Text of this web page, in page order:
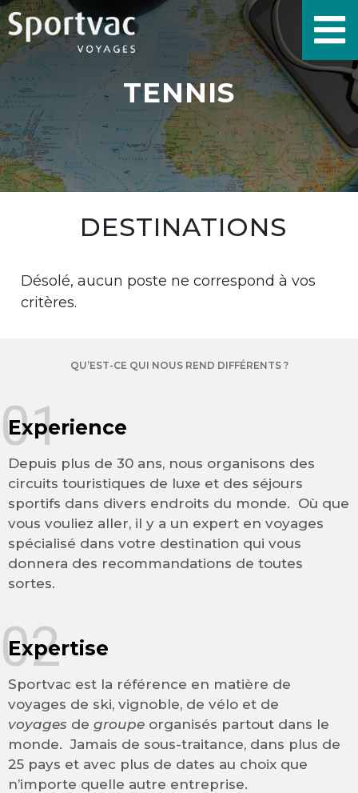
TENNIS
DESTINATIONS
Désolé, aucun poste ne correspond à vos
critères.
QU’EST-CE QUI NOUS REND DIFFÉRENTS ?
Experience
Depuis plus de 30 ans, nous organisons des
circuits touristiques de luxe et des séjours
sportifs dans divers endroits du monde. Où que
vous vouliez aller, il y a un expert en voyages
spécialisé dans votre destination qui vous
donnera des recommandations de toutes
sortes.
01
Expertise
Sportvac est la référence en matière de
voyages de ski, vignoble, de vélo et de
voyages de groupe organisés partout dans le
monde. Jamais de sous-traitance, dans plus de
25 pays et avec plus de dates au choix que
n’importe quelle autre entreprise.
02